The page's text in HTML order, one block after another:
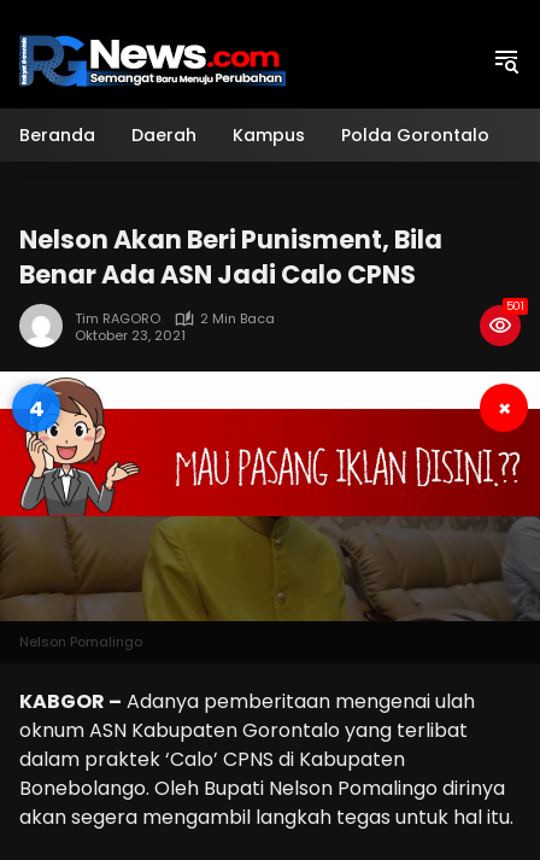
konten
Beranda Daerah Kampus Polda Gorontalo
Nelson Akan Beri Punisment, Bila
Benar Ada ASN Jadi Calo CPNS
Tim RAGORO
2 Min Baca
Oktober 23, 2021
501
3 ×
Nelson Pomalingo
KABGOR – Adanya pemberitaan mengenai ulah
oknum ASN Kabupaten Gorontalo yang terlibat
dalam praktek ‘Calo’ CPNS di Kabupaten
Bonebolango. Oleh Bupati Nelson Pomalingo dirinya
akan segera mengambil langkah tegas untuk hal itu.